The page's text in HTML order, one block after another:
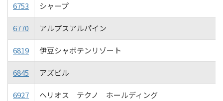
6753 シャープ
6770 アルプスアルパイン
6819 伊豆シャボテンリゾート
6845 アズビル
6927 ヘリオス テクノ ホールディング